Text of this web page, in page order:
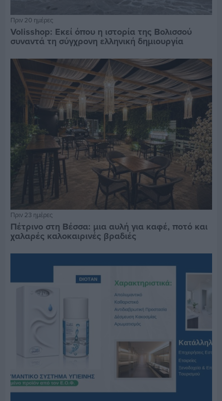
Πριν 20 ημέρες
Volisshop: Εκεί όπου η ιστορία της Βολισσού
συναντά τη σύγχρονη ελληνική δημιουργία
Πριν 23 ημέρες
Πέτρινο στη Βέσσα: μια αυλή για καφέ, ποτό και
χαλαρές καλοκαιρινές βραδιές